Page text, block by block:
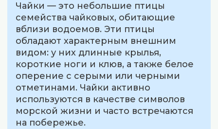
Чайки — это небольшие птицы
семейства чайковых, обитающие
вблизи водоемов. Эти птицы
обладают характерным внешним
видом: у них длинные крылья,
короткие ноги и клюв, а также белое
оперение с серыми или черными
отметинами. Чайки активно
используются в качестве символов
морской жизни и часто встречаются
на побережье.